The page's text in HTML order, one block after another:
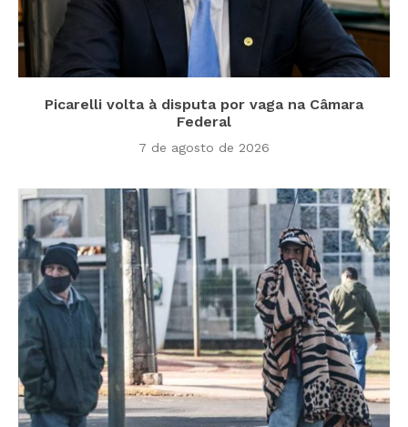
Picarelli volta à disputa por vaga na Câmara
Federal
7 de agosto de 2026